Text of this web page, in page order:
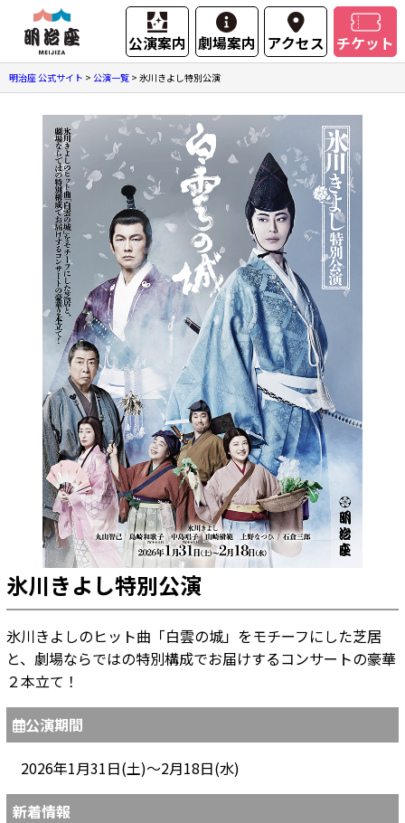
公演案内 劇場案内 アクセス チケット
明治座 公式サイト > 公演一覧 > 氷川きよし特別公演
氷川きよし特別公演
氷川きよしのヒット曲「白雲の城」をモチーフにした芝居
と、劇場ならではの特別構成でお届けするコンサートの豪華
２本立て！
公演期間
2026年1月31日(土)～2月18日(水)
新着情報